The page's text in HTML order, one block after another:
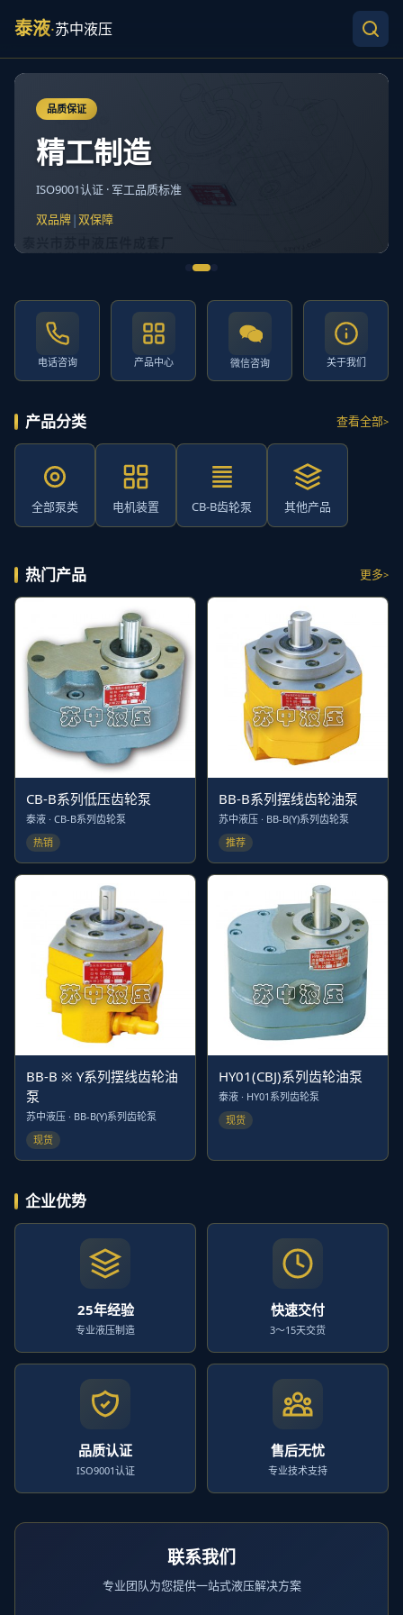
泰液·苏中液压
品质保证
精工制造
ISO9001认证 · 军工品质标准
双品牌|双保障
电话咨询 产品中心 微信咨询 关于我们
产品分类 查看全部
全部泵类 电机装置 CB-B齿轮泵 其他产品
热门产品 更多
CB-B系列低压齿轮泵
泰液 · CB-B系列齿轮泵
热销
BB-B系列摆线齿轮油泵
苏中液压 · BB-B(Y)系列齿轮泵
推荐
BB-B ※ Y系列摆线齿轮油
泵
苏中液压 · BB-B(Y)系列齿轮泵
现货
HY01(CBJ)系列齿轮油泵
泰液 · HY01系列齿轮泵
现货
企业优势
25年经验
专业液压制造
快速交付
3～15天交货
品质认证
ISO9001认证
售后无忧
专业技术支持
联系我们
专业团队为您提供一站式液压解决方案